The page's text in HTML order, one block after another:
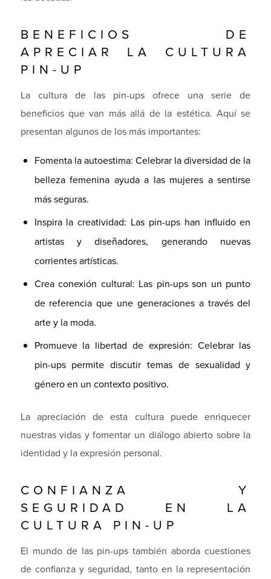
BENEFICIOS DE
APRECIAR LA CULTURA
PIN-UP
La cultura de las pin-ups ofrece una serie de
beneficios que van más allá de la estética. Aquí se
presentan algunos de los más importantes:
Fomenta la autoestima: Celebrar la diversidad de la
belleza femenina ayuda a las mujeres a sentirse
más seguras.
Inspira la creatividad: Las pin-ups han influido en
artistas y diseñadores, generando nuevas
corrientes artísticas.
Crea conexión cultural: Las pin-ups son un punto
de referencia que une generaciones a través del
arte y la moda.
Promueve la libertad de expresión: Celebrar las
pin-ups permite discutir temas de sexualidad y
género en un contexto positivo.
La apreciación de esta cultura puede enriquecer
nuestras vidas y fomentar un diálogo abierto sobre la
identidad y la expresión personal.
CONFIANZA Y
SEGURIDAD EN LA
CULTURA PIN-UP
El mundo de las pin-ups también aborda cuestiones
de confianza y seguridad, tanto en la representación